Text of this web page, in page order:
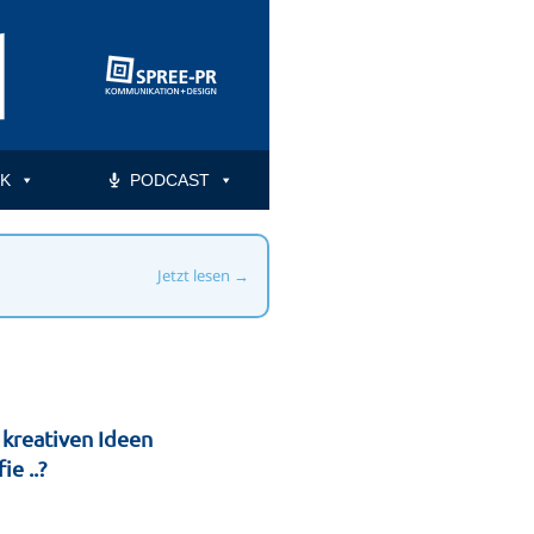
PODCAST
Jetzt lesen →
Ideen
..?